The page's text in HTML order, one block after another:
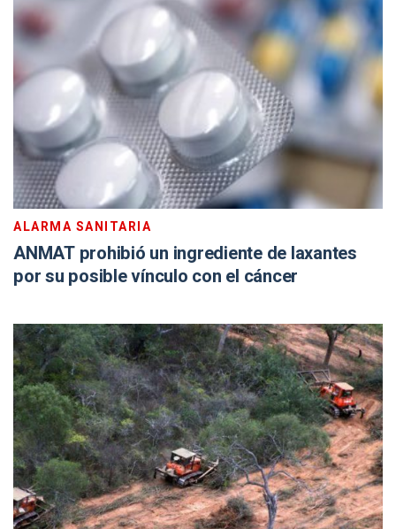
ALARMA SANITARIA
ANMAT prohibió un ingrediente de laxantes
por su posible vínculo con el cáncer